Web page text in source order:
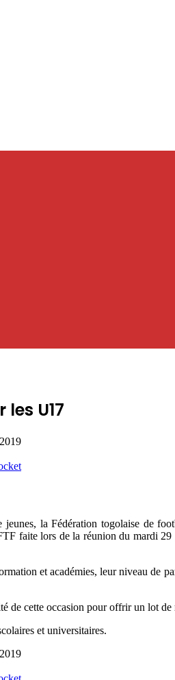
U17
la Fédération togolaise de
faite lors de la réunion du mardi
et académies, leur niveau
cette occasion pour offrir un lot
et universitaires.